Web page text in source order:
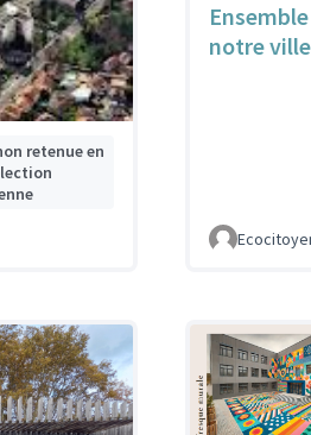
retenue en
notre ville